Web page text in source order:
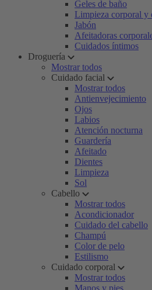
Geles de baño
Limpieza corporal y
Jabón
Afeitadoras
Cuidados íntimos
Droguería
Mostrar todos
Cuidado facial
Mostrar todos
Antienvejecimiento
Ojos
Labios
Atención nocturna
Guardería
Afeitado
Dientes
Limpieza
Sol
Cabello
Mostrar todos
Acondicionador
Cuidado del cabello
Champú
Color de pelo
Estilismo
Cuidado corporal
Mostrar todos
Manos y pies